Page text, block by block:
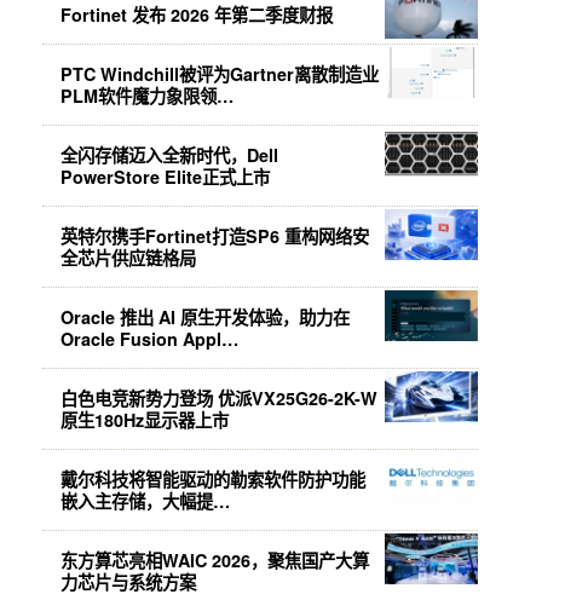
Fortinet 发布 2026 年第二季度财报
PTC Windchill被评为Gartner离散制造业
PLM软件魔力象限领…
全闪存储迈入全新时代，Dell
PowerStore Elite正式上市
英特尔携手Fortinet打造SP6 重构网络安
全芯片供应链格局
Oracle 推出 AI 原生开发体验，助力在
Oracle Fusion Appl…
白色电竞新势力登场 优派VX25G26-2K-W
原生180Hz显示器上市
戴尔科技将智能驱动的勒索软件防护功能
嵌入主存储，大幅提…
东方算芯亮相WAIC 2026，聚焦国产大算
力芯片与系统方案